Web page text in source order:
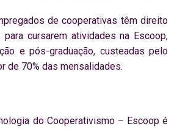
de cooperativas têm direito
cursarem atividades na Escoop,
e pós-graduação, custeadas pelo
de 70% das mensalidades.
do Cooperativismo – Escoop é